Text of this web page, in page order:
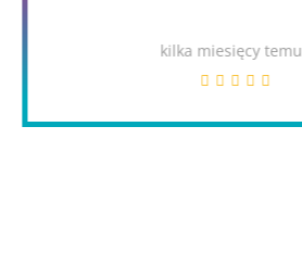
kilka miesięcy temu